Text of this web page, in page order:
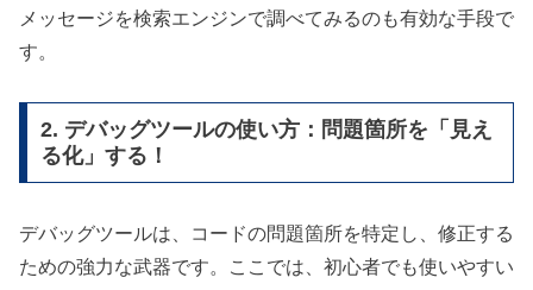
メッセージを検索エンジンで調べてみるのも有効な手段で
す。
2. デバッグツールの使い方：問題箇所を「見え
る化」する！
デバッグツールは、コードの問題箇所を特定し、修正する
ための強力な武器です。ここでは、初心者でも使いやすい